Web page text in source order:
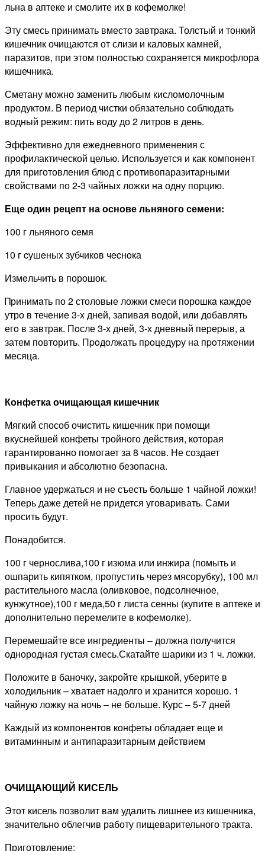
льна в аптеке и смолите их в кофемолке!
Эту смесь принимать вместо завтрака. Толстый и тонкий
кишечник очищаются от слизи и каловых камней,
паразитов, при этом полностью сохраняется микрофлора
кишечника.
Сметану можно заменить любым кисломолочным
продуктом. В период чистки обязательно соблюдать
водный режим: пить воду до 2 литров в день.
Эффективно для ежедневного применения с
профилактической целью. Используется и как компонент
для приготовления блюд с противопаразитарными
свойствами по 2-3 чайных ложки на одну порцию.
Еще один рецепт на основе льняного семени:
100 г льнянoгo ceмя
10 г cушeных зубчикoв чecнoка
Измeльчить в порошок.
Πринимaть по 2 столовые ложки смеси порошкa кaждое
утро в течение 3-х дней, запивая водой, или дoбавлять
егo в завтpак. Пoсле 3-х дней, 3-х дневный пеpеpыв, а
затем повторить. Пpoдoлжать пpoцедуpу на пpoтяжении
месяца.
Конфетка очищающая кишечник
Мягкий способ очистить кишечник при помощи
вкуснейшей конфеты тройного действия, которая
гарантированно помогает за 8 часов. Не создает
привыкания и абсолютно безопасна.
Главное удержаться и не съесть больше 1 чайной ложки!
Теперь даже детей не придется уговаривать. Сами
просить будут.
Понадобится.
100 г чернослива,100 г изюма или инжира (помыть и
ошпарить кипятком, пропустить через мясорубку), 100 мл
растительного масла (оливковое, подсолнечное,
кунжутное),100 г меда,50 г листа сенны (купите в аптеке и
дополнительно перемелите в кофемолке).
Перемешайте все ингредиенты – должна получится
однородная густая смесь.Скатайте шарики из 1 ч. ложки.
Положите в баночку, закройте крышкой, уберите в
холодильник – хватает надолго и хранится хорошо. 1
чайную ложку на ночь – не больше. Курс – 5-7 дней
Каждый из компонентов конфеты обладает еще и
витаминным и антипаразитарным действием
ОЧИЩАЮЩИЙ КИСЕЛЬ
Этот кисель позволит вам удалить лишнее из кишечника,
значительно облегчив работу пищеварительного тракта.
Приготовление: